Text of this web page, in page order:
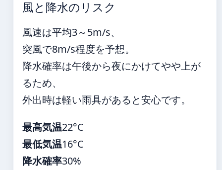
風と降水のリスク
風速は平均3～5m/s、
突風で8m/s程度を予想。
降水確率は午後から夜にかけてやや上が
るため、
外出時は軽い雨具があると安心です。
最高気温22°C
最低気温16°C
降水確率30%